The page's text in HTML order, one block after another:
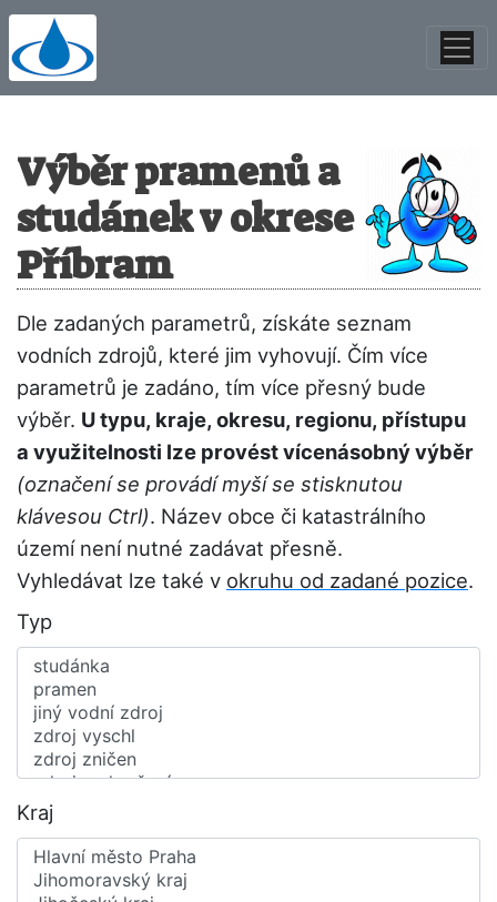
Výběr pramenů a
studánek v okrese
Příbram
Dle zadaných parametrů, získáte seznam
vodních zdrojů, které jim vyhovují. Čím více
parametrů je zadáno, tím více přesný bude
výběr. U typu, kraje, okresu, regionu, přístupu
a využitelnosti lze provést vícenásobný výběr
(označení se provádí myší se stisknutou
klávesou Ctrl). Název obce či katastrálního
území není nutné zadávat přesně.
Vyhledávat lze také v okruhu od zadané pozice.
Typ
Kraj